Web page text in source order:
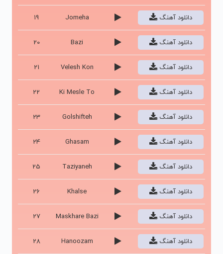
19 Jomeha دانلود آهنگ
20 Bazi دانلود آهنگ
21 Velesh Kon دانلود آهنگ
22 Ki Mesle To دانلود آهنگ
23 Golshifteh دانلود آهنگ
24 Ghasam دانلود آهنگ
25 Taziyaneh دانلود آهنگ
26 Khalse دانلود آهنگ
27 Maskhare Bazi دانلود آهنگ
28 Hanoozam دانلود آهنگ